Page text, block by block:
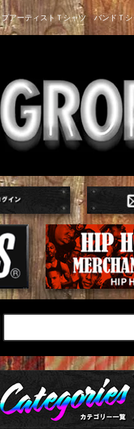
アーティストＴシャツ バンドＴシ